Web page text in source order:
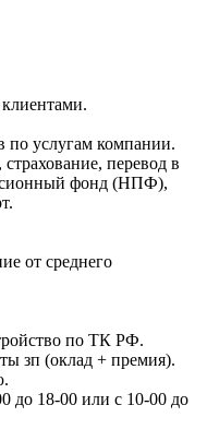
по услугам компании.
перевод в
фонд (НПФ),
от среднего
по ТК РФ.
зп (оклад + премия).
до 18-00 или с 10-00 до